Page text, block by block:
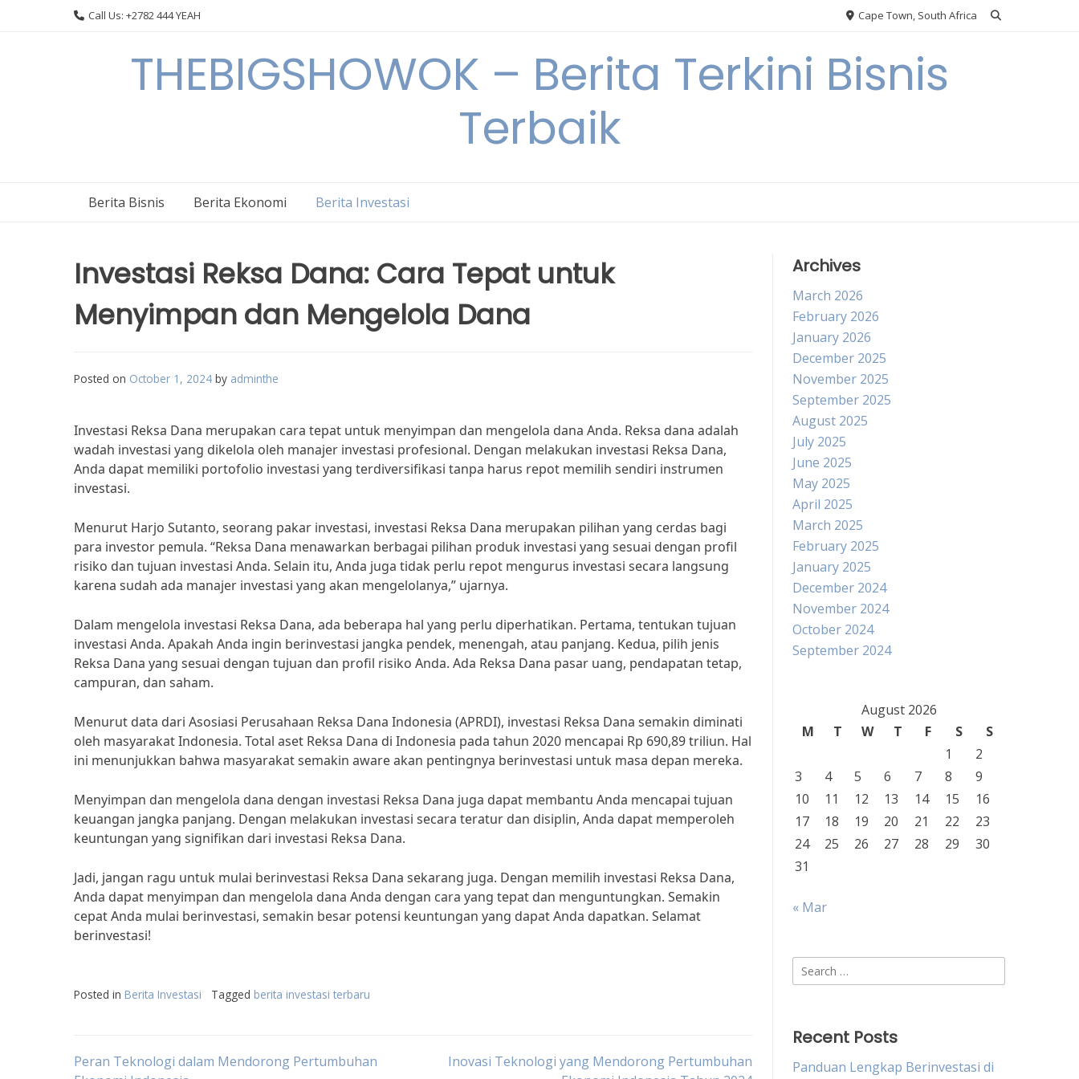
Call Us: +2782 444 YEAH Cape Town, South Africa
THEBIGSHOWOK – Berita Terkini Bisnis
Terbaik
Berita Bisnis Berita Ekonomi Berita Investasi
Investasi Reksa Dana: Cara Tepat untuk
Menyimpan dan Mengelola Dana
Posted on October 1, 2024 by adminthe
Investasi Reksa Dana merupakan cara tepat untuk menyimpan dan mengelola dana Anda. Reksa dana adalah
wadah investasi yang dikelola oleh manajer investasi profesional. Dengan melakukan investasi Reksa Dana,
Anda dapat memiliki portofolio investasi yang terdiversifikasi tanpa harus repot memilih sendiri instrumen
investasi.
Menurut Harjo Sutanto, seorang pakar investasi, investasi Reksa Dana merupakan pilihan yang cerdas bagi
para investor pemula. “Reksa Dana menawarkan berbagai pilihan produk investasi yang sesuai dengan profil
risiko dan tujuan investasi Anda. Selain itu, Anda juga tidak perlu repot mengurus investasi secara langsung
karena sudah ada manajer investasi yang akan mengelolanya,” ujarnya.
Dalam mengelola investasi Reksa Dana, ada beberapa hal yang perlu diperhatikan. Pertama, tentukan tujuan
investasi Anda. Apakah Anda ingin berinvestasi jangka pendek, menengah, atau panjang. Kedua, pilih jenis
Reksa Dana yang sesuai dengan tujuan dan profil risiko Anda. Ada Reksa Dana pasar uang, pendapatan tetap,
campuran, dan saham.
Menurut data dari Asosiasi Perusahaan Reksa Dana Indonesia (APRDI), investasi Reksa Dana semakin diminati
oleh masyarakat Indonesia. Total aset Reksa Dana di Indonesia pada tahun 2020 mencapai Rp 690,89 triliun. Hal
ini menunjukkan bahwa masyarakat semakin aware akan pentingnya berinvestasi untuk masa depan mereka.
Menyimpan dan mengelola dana dengan investasi Reksa Dana juga dapat membantu Anda mencapai tujuan
keuangan jangka panjang. Dengan melakukan investasi secara teratur dan disiplin, Anda dapat memperoleh
keuntungan yang signifikan dari investasi Reksa Dana.
Jadi, jangan ragu untuk mulai berinvestasi Reksa Dana sekarang juga. Dengan memilih investasi Reksa Dana,
Anda dapat menyimpan dan mengelola dana Anda dengan cara yang tepat dan menguntungkan. Semakin
cepat Anda mulai berinvestasi, semakin besar potensi keuntungan yang dapat Anda dapatkan. Selamat
berinvestasi!
Posted in Berita Investasi Tagged berita investasi terbaru
Post
Peran Teknologi dalam Mendorong Pertumbuhan
Inovasi Teknologi yang Mendorong Pertumbuhan
Archives
March 2026
February 2026
January 2026
December 2025
November 2025
September 2025
August 2025
July 2025
June 2025
May 2025
April 2025
March 2025
February 2025
January 2025
December 2024
November 2024
October 2024
September 2024
August 2026
M
T W T F S
S
1
2
3
4 5 6 7 8
9
10
11 12 13 14 15
16
17
18 19 20 21 22
23
24
25 26 27 28 29
30
31
« Mar
Search
for:
Recent Posts
Panduan Lengkap Berinvestasi di